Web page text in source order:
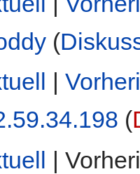
(
|
(
|